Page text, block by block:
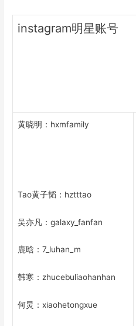
instagram明星账号
黄晓明：hxmfamily
Tao黄子韬：hztttao
吴亦凡：galaxy_fanfan
鹿晗：7_luhan_m
韩寒：zhucebuliaohanhan
何炅：xiaohetongxue